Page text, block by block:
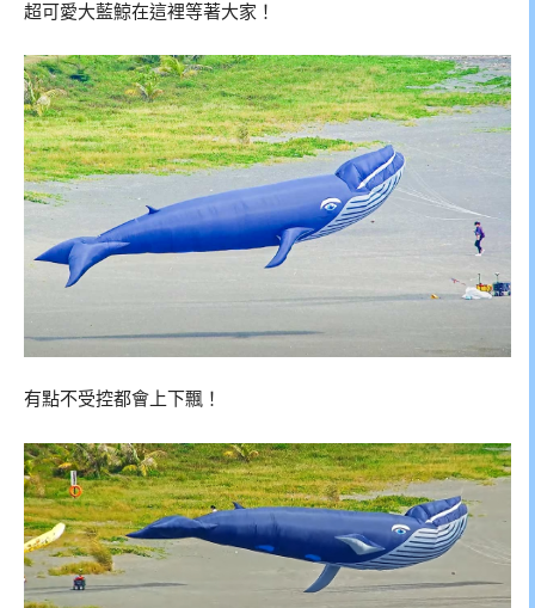
超可愛大藍鯨在這裡等著大家！
有點不受控都會上下飄！